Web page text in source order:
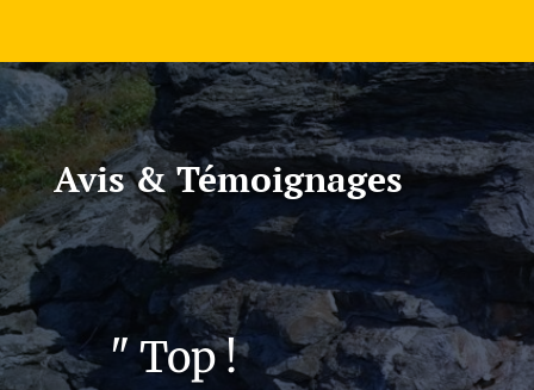
Avis & Témoignages
" Top !